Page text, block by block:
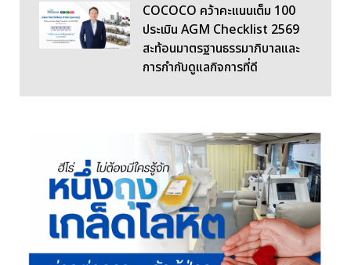
COCOCO คว้าคะแนนเต็ม 100
ประเมิน AGM Checklist 2569
สะท้อนมาตรฐานธรรมาภิบาลและ
การกำกับดูแลกิจการที่ดี